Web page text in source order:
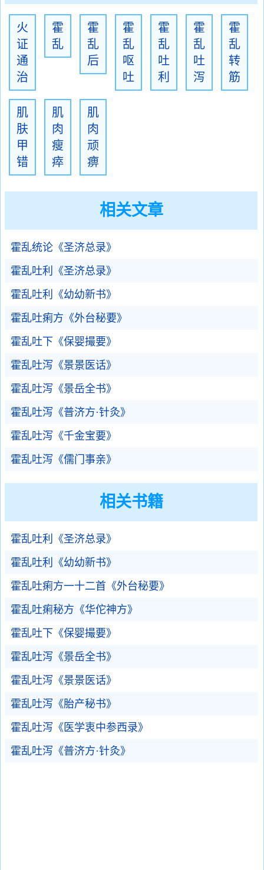
火
证
通
治
霍
乱
霍
乱
后
霍
乱
呕
吐
霍
乱
吐
利
霍
乱
吐
泻
霍
乱
转
筋
肌
肤
甲
错
肌
肉
瘦
瘁
肌
肉
顽
痹
相关文章
霍乱统论《圣济总录》
霍乱吐利《圣济总录》
霍乱吐利《幼幼新书》
霍乱吐痢方《外台秘要》
霍乱吐下《保婴撮要》
霍乱吐泻《景景医话》
霍乱吐泻《景岳全书》
霍乱吐泻《普济方·针灸》
霍乱吐泻《千金宝要》
霍乱吐泻《儒门事亲》
相关书籍
霍乱吐利《圣济总录》
霍乱吐利《幼幼新书》
霍乱吐痢方一十二首《外台秘要》
霍乱吐痢秘方《华佗神方》
霍乱吐下《保婴撮要》
霍乱吐泻《景岳全书》
霍乱吐泻《景景医话》
霍乱吐泻《胎产秘书》
霍乱吐泻《医学衷中参西录》
霍乱吐泻《普济方·针灸》